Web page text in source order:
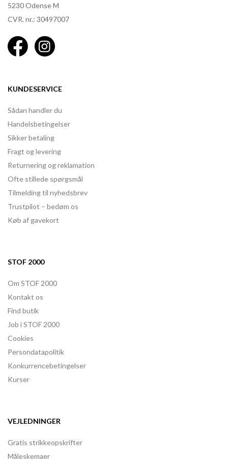
5230 Odense M
CVR. nr.: 30497007
KUNDESERVICE
Sådan handler du
Handelsbetingelser
Sikker betaling
Fragt og levering
Returnering og reklamation
Ofte stillede spørgsmål
Tilmelding til nyhedsbrev
Trustpilot – bedøm os
Køb af gavekort
STOF 2000
Om STOF 2000
Kontakt os
Find butik
Job i STOF 2000
Cookies
Persondatapolitik
Konkurrencebetingelser
Kurser
VEJLEDNINGER
Gratis strikkeopskrifter
Måleskemaer